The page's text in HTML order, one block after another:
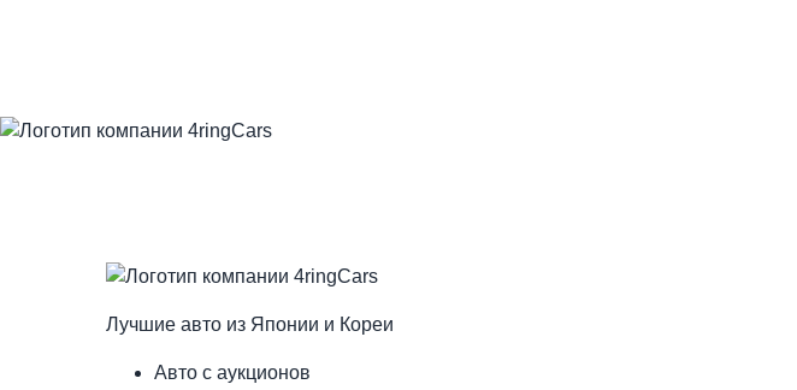
Лучшие авто из Японии и Кореи
Авто с аукционов